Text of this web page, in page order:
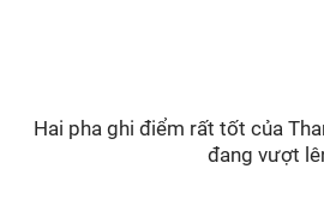
Hai pha ghi điểm rất tốt của
đang vượt